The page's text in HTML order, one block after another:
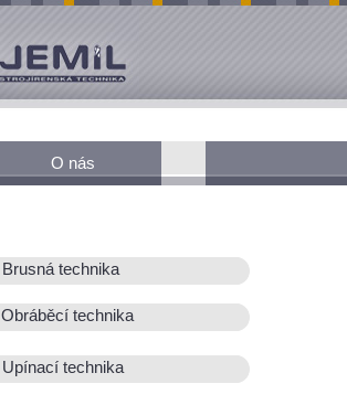
O nás
Brusná technika
Obráběcí technika
Upínací technika